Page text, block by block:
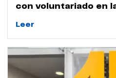
con voluntariado en
Leer